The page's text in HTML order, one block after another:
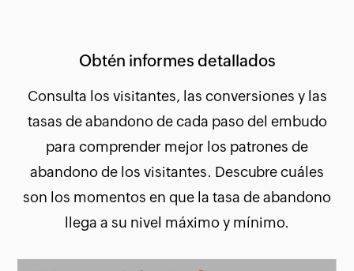
Obtén informes detallados
Consulta los visitantes, las conversiones y las
tasas de abandono de cada paso del embudo
para comprender mejor los patrones de
abandono de los visitantes. Descubre cuáles
son los momentos en que la tasa de abandono
llega a su nivel máximo y mínimo.